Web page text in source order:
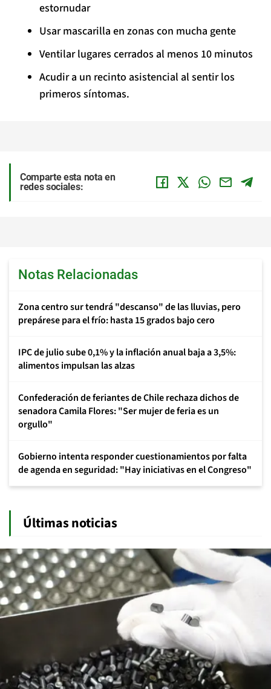
estornudar
Usar mascarilla en zonas con mucha gente
Ventilar lugares cerrados al menos 10 minutos
Acudir a un recinto asistencial al sentir los
primeros síntomas.
Comparte esta nota en
redes sociales:
Notas Relacionadas
Zona centro sur tendrá "descanso" de las lluvias, pero
prepárese para el frío: hasta 15 grados bajo cero
IPC de julio sube 0,1% y la inflación anual baja a 3,5%:
alimentos impulsan las alzas
Confederación de feriantes de Chile rechaza dichos de
senadora Camila Flores: "Ser mujer de feria es un
orgullo"
Gobierno intenta responder cuestionamientos por falta
de agenda en seguridad: "Hay iniciativas en el Congreso"
Últimas noticias